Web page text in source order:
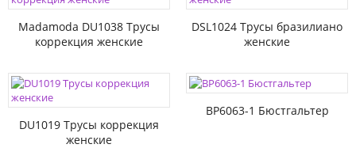
Madamoda DU1038 Трусы
коррекция женские
DSL1024 Трусы бразилиано
женские
DU1019 Трусы коррекция
женские
BP6063-1 Бюстгальтер